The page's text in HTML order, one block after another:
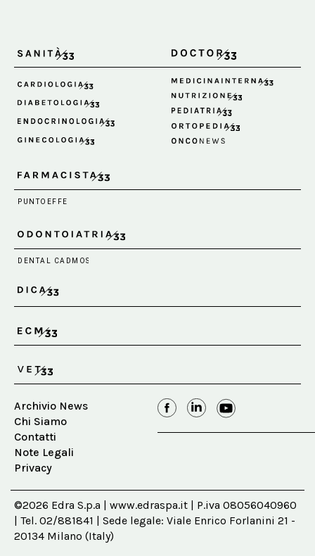
Archivio News
Chi Siamo
Contatti
Note Legali
Privacy
©2026 Edra S.p.a | www.edraspa.it | P.iva 08056040960
| Tel. 02/881841 | Sede legale: Viale Enrico Forlanini 21 -
20134 Milano (Italy)